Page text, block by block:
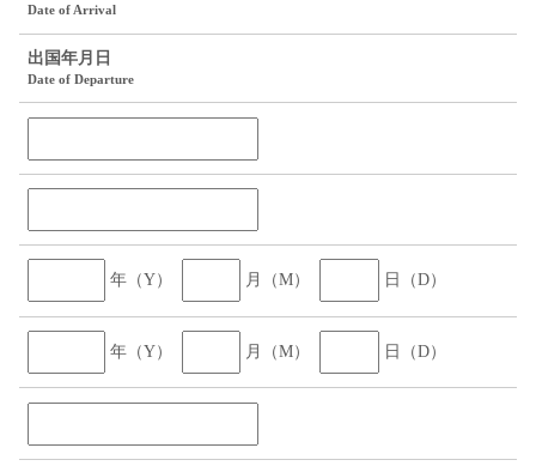
Date of Arrival
出国年月日
Date of Departure
年（Y） 月（M） 日（D）
年（Y） 月（M） 日（D）